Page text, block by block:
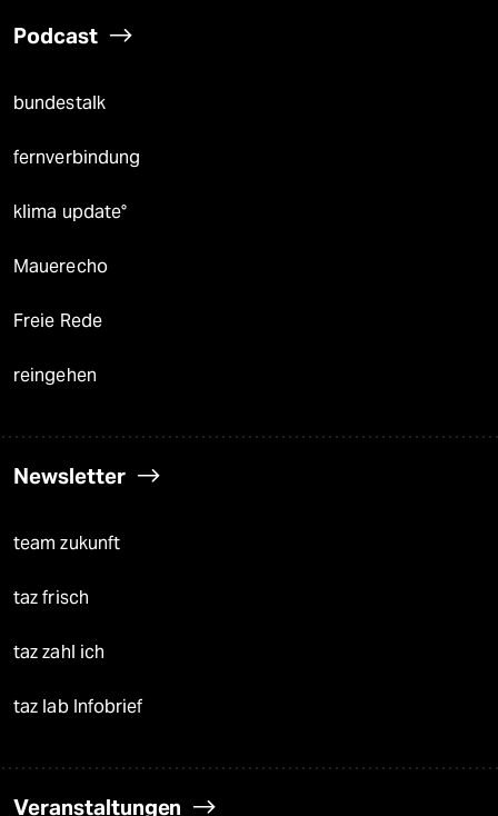
Podcast
bundestalk
fernverbindung
klima update°
Mauerecho
Freie Rede
reingehen
Newsletter
team zukunft
taz frisch
taz zahl ich
taz lab Infobrief
Veranstaltungen